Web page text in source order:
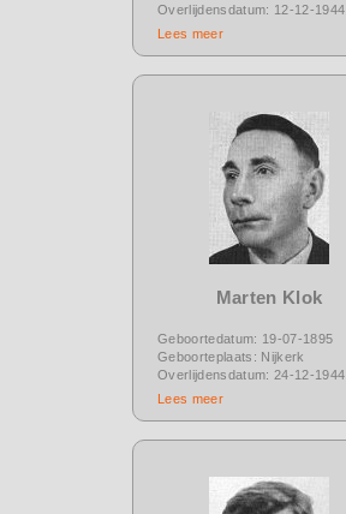
Overlijdensdatum: 12-12-1944
Lees meer
Marten Klok
Geboortedatum: 19-07-1895
Geboorteplaats: Nijkerk
Overlijdensdatum: 24-12-1944
Lees meer